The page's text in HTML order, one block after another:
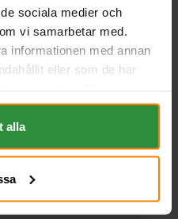
sociala medier och
vi samarbetar med.
informationen med annan
eller som de har
du på vår Cookie sida
alla